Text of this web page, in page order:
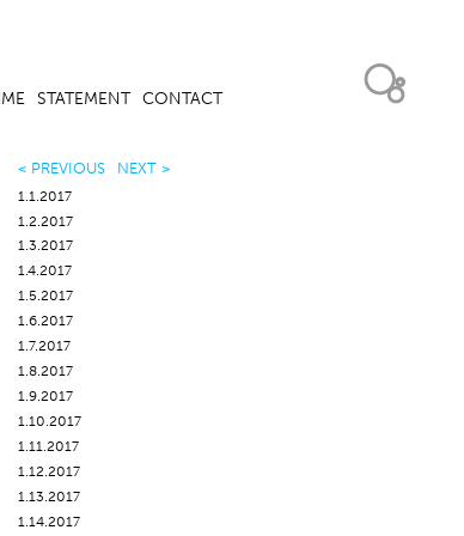
STATEMENT CONTACT
< PREVIOUS NEXT >
1.1.2017
1.2.2017
1.3.2017
1.4.2017
1.5.2017
1.6.2017
1.7.2017
1.8.2017
1.9.2017
1.10.2017
1.11.2017
1.12.2017
1.13.2017
1.14.2017